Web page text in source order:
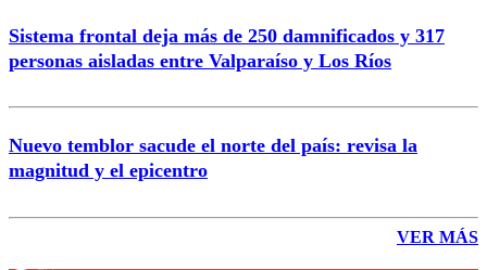
Sistema frontal deja más de 250 damnificados y 317
personas aisladas entre Valparaíso y Los Ríos
Nuevo temblor sacude el norte del país: revisa la
magnitud y el epicentro
VER MÁS